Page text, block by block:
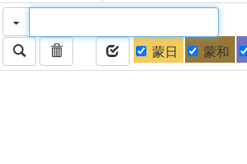
蒙日 蒙和